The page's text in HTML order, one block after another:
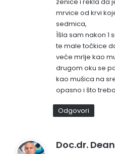
mrvice od krvi
sedmica,
Ìšla sam nakon 1
te male točkice
veće mrlje kao
drugom oku se
kao mušica na
opasno i što
Odgovori
Doc.dr.